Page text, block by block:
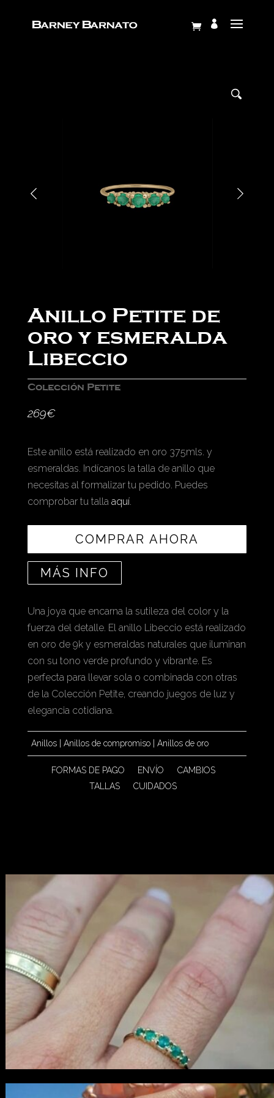
Anillo Petite de
oro y esmeralda
Libeccio
Colección Petite
269€
Este anillo está realizado en oro 375mls. y
esmeraldas. Indícanos la talla de anillo que
necesitas al formalizar tu pedido. Puedes
comprobar tu talla aquí.
COMPRAR AHORA
MÁS INFO
Una joya que encarna la sutileza del color y la
fuerza del detalle. El anillo Libeccio está realizado
en oro de 9k y esmeraldas naturales que iluminan
con su tono verde profundo y vibrante. Es
perfecta para llevar sola o combinada con otras
de la Colección Petite, creando juegos de luz y
elegancia cotidiana.
Anillos| Anillos de compromiso| Anillos de oro
FORMAS DE PAGO ENVÍO
CAMBIOS
TALLAS
CUIDADOS